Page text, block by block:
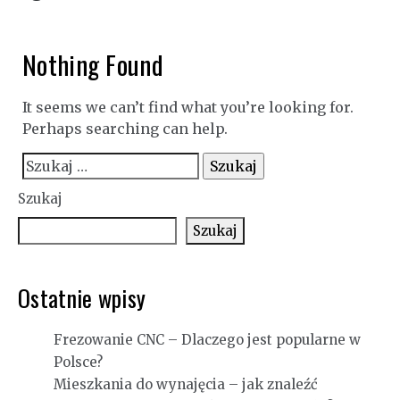
Nothing Found
It seems we can’t find what you’re looking for.
Perhaps searching can help.
Szukaj:
Szukaj
Szukaj
Ostatnie wpisy
Frezowanie CNC – Dlaczego jest popularne w
Polsce?
Mieszkania do wynajęcia – jak znaleźć